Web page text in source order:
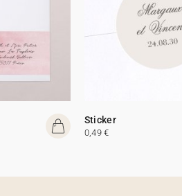
Sticker
0,49 €